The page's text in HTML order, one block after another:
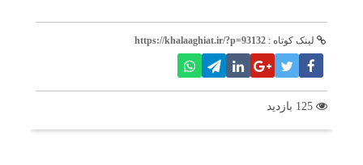
لینک کوتاه : https://khalaaghiat.ir/?p=93132